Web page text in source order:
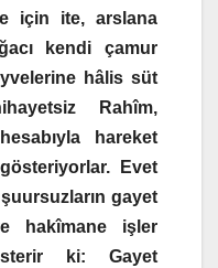
için ite, arslana
kendi çamur
hâlis süt
Rahîm,
hareket
Evet
gayet
hakîmane işler
ki: Gayet